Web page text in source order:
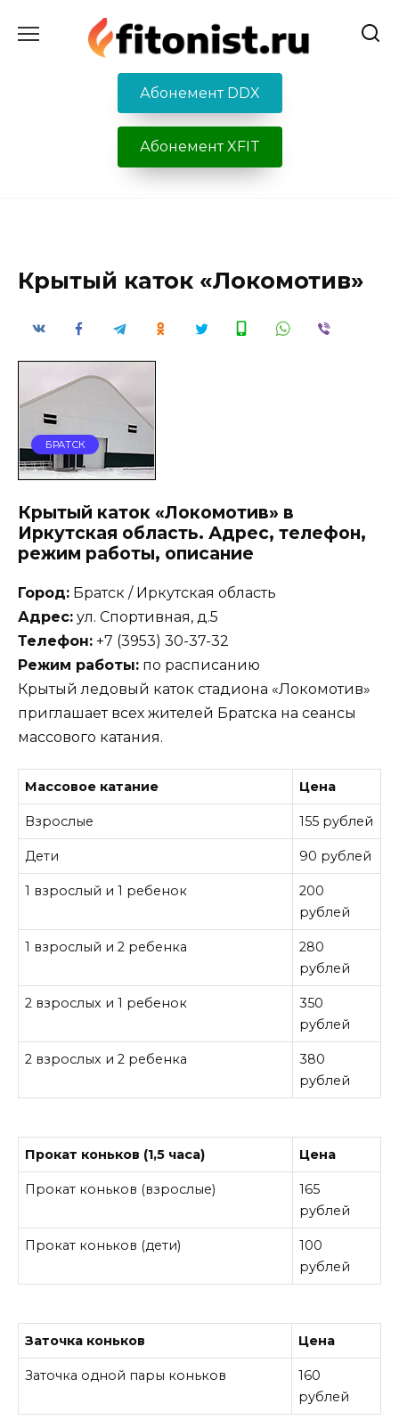
содержанию
Абонемент DDX
Абонемент XFIT
Крытый каток «Локомотив»
БРАТСК
Крытый каток «Локомотив» в
Иркутская область. Адрес, телефон,
режим работы, описание
Город: Братск / Иркутская область
Адрес: ул. Спортивная, д.5
Телефон: +7 (3953) 30-37-32
Режим работы: по расписанию
Крытый ледовый каток стадиона «Локомотив»
приглашает всех жителей Братска на сеансы
массового катания.
Массовое катание Цена
Взрослые 155 рублей
Дети 90 рублей
1 взрослый и 1 ребенок
200
рублей
1 взрослый и 2 ребенка
280
рублей
2 взрослых и 1 ребенок
350
рублей
2 взрослых и 2 ребенка
380
рублей
Прокат коньков (1,5 часа) Цена
Прокат коньков (взрослые)
165
рублей
Прокат коньков (дети)
100
рублей
Заточка коньков Цена
Заточка одной пары коньков
160
рублей